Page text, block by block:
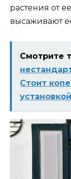
растения от
высаживают
Смотрите
Стоит